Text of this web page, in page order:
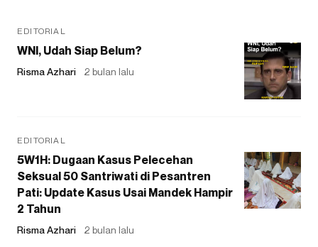
EDITORIAL
WNI, Udah Siap Belum?
Risma Azhari 2 bulan lalu
EDITORIAL
5W1H: Dugaan Kasus Pelecehan
Seksual 50 Santriwati di Pesantren
Pati: Update Kasus Usai Mandek Hampir
2 Tahun
Risma Azhari 2 bulan lalu